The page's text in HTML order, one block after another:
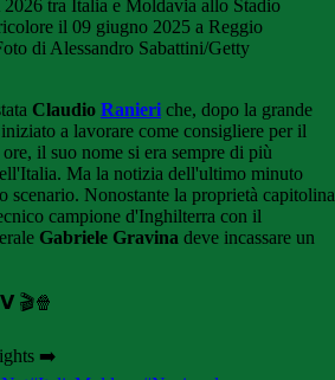
tra Italia e Moldavia allo Stadio
il 09 giugno 2025 a Reggio
di Alessandro Sabattini/Getty
Claudio Ranieri che, dopo la grande
a lavorare come consigliere per il
il suo nome si era sempre di più
Ma la notizia dell'ultimo minuto
scenario. Nonostante la proprietà capitolina
campione d'Inghilterra con il
Gabriele Gravina deve incassare un
🎬🍿
➡️